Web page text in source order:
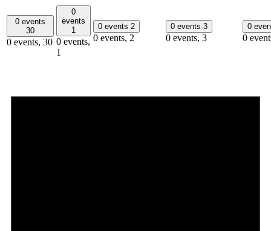
0 events
30
0 events, 30
0
events
1
0 events,
1
0 events 2
0 events, 2
0 events 3
0 events, 3
0
0